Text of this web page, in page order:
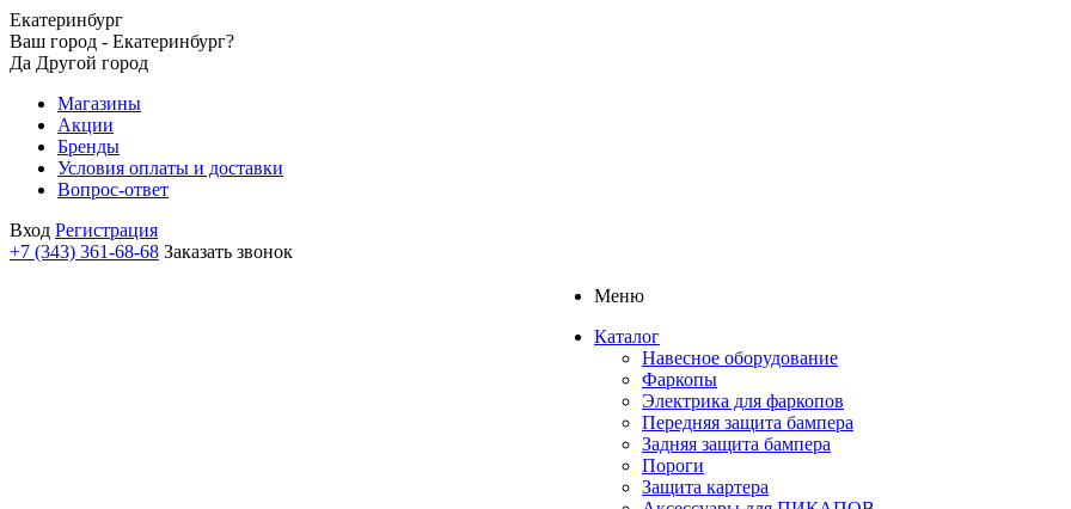
Екатеринбург
Ваш город - Екатеринбург?
Да Другой город
Магазины
Акции
Бренды
Условия оплаты и доставки
Вопрос-ответ
Вход Регистрация
+7 (343) 361-68-68 Заказать звонок
Меню
Каталог
Навесное оборудование
Фаркопы
Электрика для фаркопов
Передняя защита бампера
Задняя защита бампера
Пороги
Защита картера